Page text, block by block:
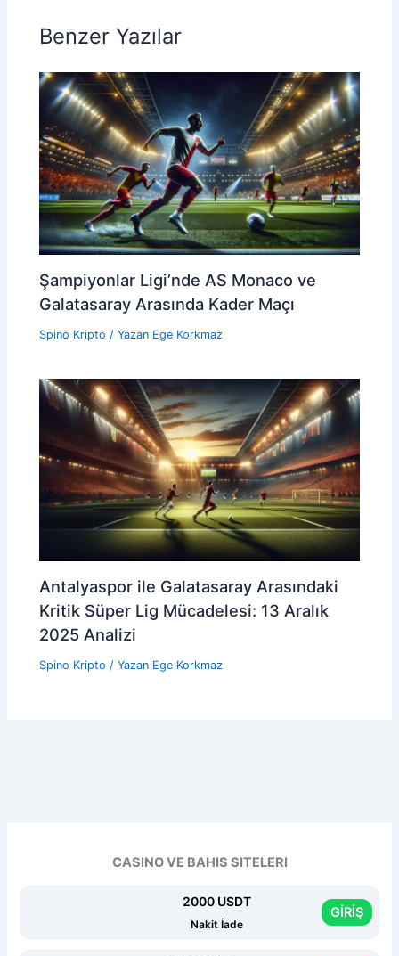
Benzer Yazılar
Şampiyonlar Ligi’nde AS Monaco ve
Galatasaray Arasında Kader Maçı
Spino Kripto / Yazan Ege Korkmaz
Antalyaspor ile Galatasaray Arasındaki
Kritik Süper Lig Mücadelesi: 13 Aralık
2025 Analizi
Spino Kripto / Yazan Ege Korkmaz
CASINO VE BAHIS SITELERI
2000 USDT
Nakit İade
GİRİŞ